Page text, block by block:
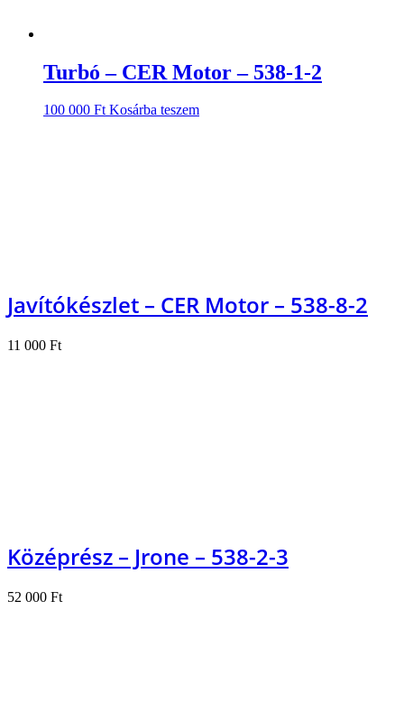
Turbó – CER Motor – 538-1-2
100 000 Ft Kosárba teszem
Javítókészlet – CER Motor – 538-8-2
11 000 Ft
Középrész – Jrone – 538-2-3
52 000 Ft